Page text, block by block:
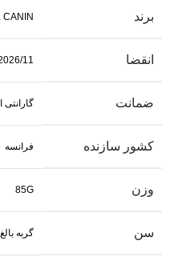
برند CANIN
انقضا 11
ضمانت
کشور سازنده فرانسه
وزن 85G
سن گربه بالغ 1 سال تا 12 سال